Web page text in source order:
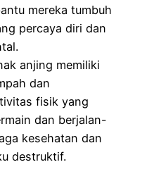
mereka tumbuh
percaya diri dan
anjing memiliki
dan
fisik yang
dan berjalan-
kesehatan dan
destruktif.